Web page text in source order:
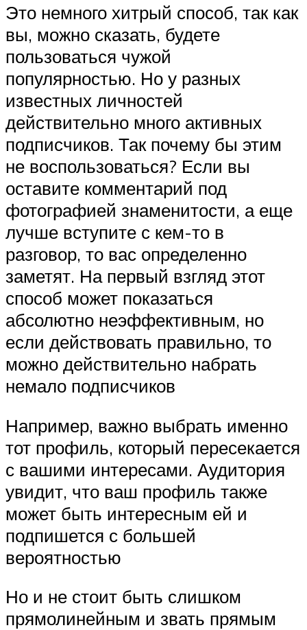
Это немного хитрый способ, так как
вы, можно сказать, будете
пользоваться чужой
популярностью. Но у разных
известных личностей
действительно много активных
подписчиков. Так почему бы этим
не воспользоваться? Если вы
оставите комментарий под
фотографией знаменитости, а еще
лучше вступите с кем-то в
разговор, то вас определенно
заметят. На первый взгляд этот
способ может показаться
абсолютно неэффективным, но
если действовать правильно, то
можно действительно набрать
немало подписчиков
Например, важно выбрать именно
тот профиль, который пересекается
с вашими интересами. Аудитория
увидит, что ваш профиль также
может быть интересным ей и
подпишется с большей
вероятностью
Но и не стоит быть слишком
прямолинейным и звать прямым